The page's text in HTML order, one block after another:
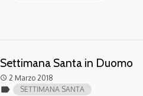
Settimana Santa in Duomo
access_time 2 Marzo 2018
label SETTIMANA SANTA